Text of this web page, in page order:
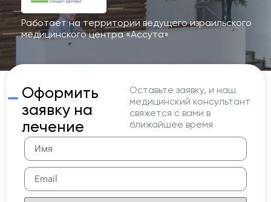
Работает на территории ведущего израильского
медицинского центра «Ассута»
Оформить
заявку на
лечение
Оставьте заявку, и наш
медицинский консультант
свяжется с вами в
ближайшее время